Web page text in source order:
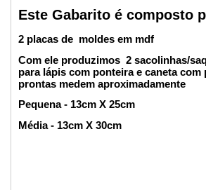
Este Gabarito é composto
2 placas de moldes em mdf
Com ele produzimos 2 sacolinhas/
para lápis com ponteira e caneta com
prontas medem aproximadamente
Pequena - 13cm X 25cm
Média - 13cm X 30cm